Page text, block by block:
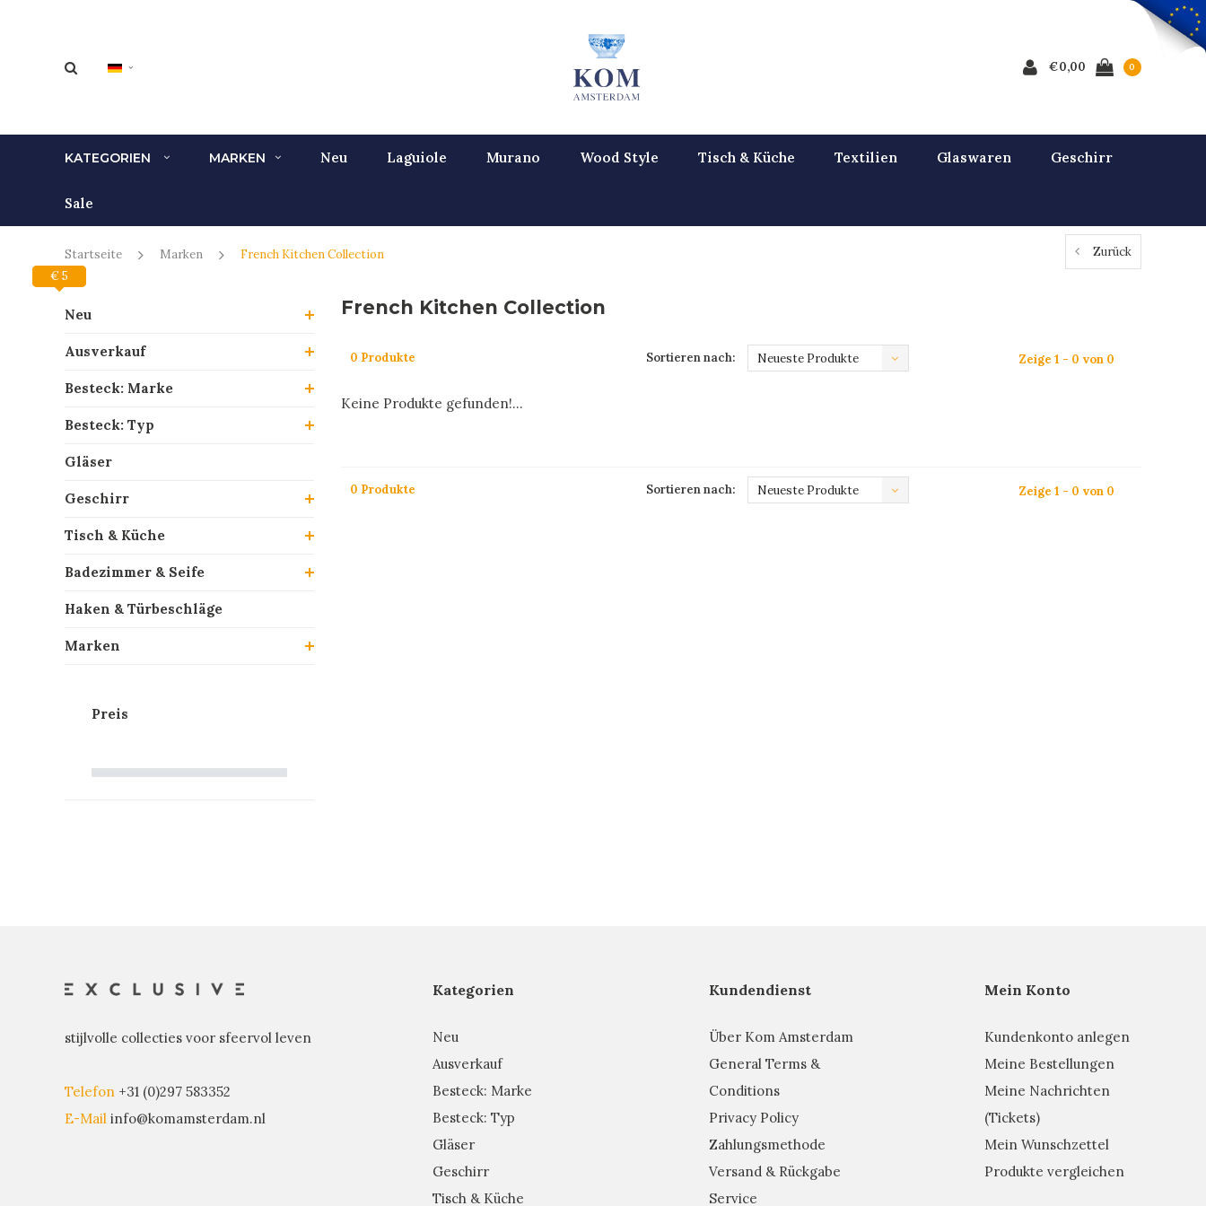
€0,00 0
KATEGORIEN MARKEN Neu Laguiole Murano Wood Style Tisch & Küche Textilien Glaswaren Geschirr
Sale
Startseite Marken French Kitchen Collection Zurück
Neu
Ausverkauf
Besteck: Marke
Besteck: Typ
Gläser
Geschirr
Tisch & Küche
Badezimmer & Seife
Haken & Türbeschläge
Marken
Preis
€ 0
€ 5
French Kitchen Collection
0 Produkte Sortieren nach: Neueste Produkte Zeige 1 - 0 von 0
Keine Produkte gefunden!...
0 Produkte Sortieren nach: Neueste Produkte Zeige 1 - 0 von 0
stijlvolle collecties voor sfeervol leven
Telefon +31 (0)297 583352
E-Mail info@komamsterdam.nl
Kategorien
Neu
Ausverkauf
Besteck: Marke
Besteck: Typ
Gläser
Geschirr
Tisch & Küche
Kundendienst
Über Kom Amsterdam
General Terms &
Conditions
Privacy Policy
Zahlungsmethode
Versand & Rückgabe
Service
Mein Konto
Kundenkonto anlegen
Meine Bestellungen
Meine Nachrichten
(Tickets)
Mein Wunschzettel
Produkte vergleichen